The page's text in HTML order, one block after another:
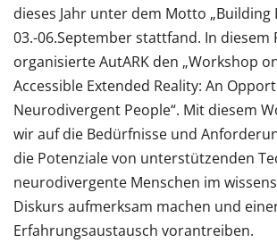
dieses Jahr unter dem Motto „Building
03.-06.September stattfand. In diesem
organisierte AutARK den „Workshop
Accessible Extended Reality: An
Neurodivergent People“. Mit diesem
wir auf die Bedürfnisse und
die Potenziale von unterstützenden
neurodivergente Menschen im
Diskurs aufmerksam machen und
Erfahrungsaustausch vorantreiben.